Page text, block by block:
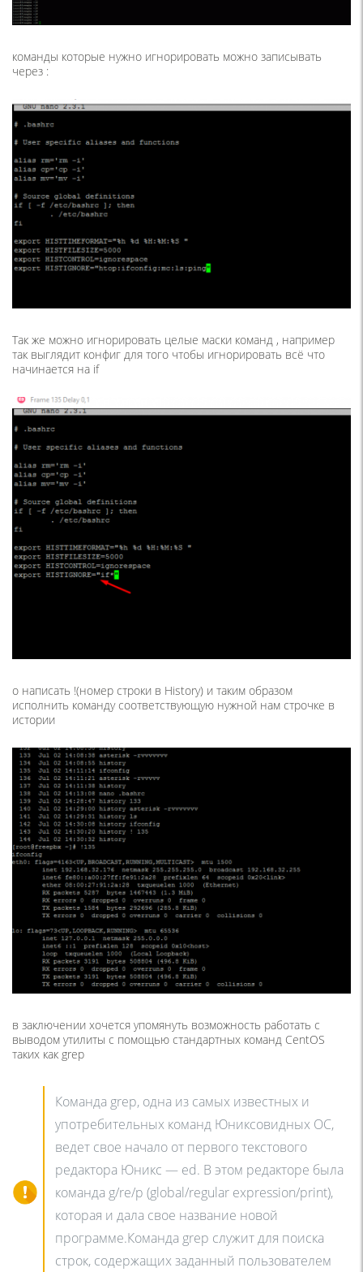
команды которые нужно игнорировать можно записывать
через :
Так же можно игнорировать целые маски команд , например
так выглядит конфиг для того чтобы игнорировать всё что
начинается на if
о написать !(номер строки в History) и таким образом
исполнить команду соответствующую нужной нам строчке в
истории
в заключении хочется упомянуть возможность работать с
выводом утилиты с помощью стандартных команд CentOS
таких как grep
Команда grep, одна из самых известных и
употребительных команд Юниксовидных ОС,
ведет свое начало от первого текстового
редактора Юникс — ed. В этом редакторе была
команда g/re/p (global/regular expression/print),
которая и дала свое название новой
программе.Команда grep служит для поиска
строк, содержащих заданный пользователем